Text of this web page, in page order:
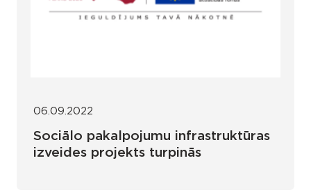
06.09.2022
Sociālo pakalpojumu infrastruktūras
izveides projekts turpinās